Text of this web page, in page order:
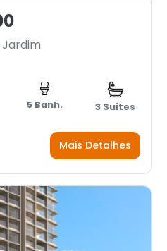
Jardim
5 Banh. 3 Suites
Mais Detalhes